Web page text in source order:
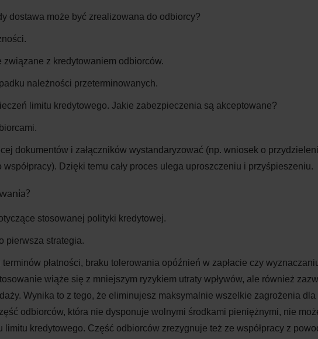
dostawa może być zrealizowana do odbiorcy?
z kredytowaniem odbiorców.
należności przeterminowanych.
limitu kredytowego. Jakie zabezpieczenia są akceptowane?
dokumentów i załączników wystandaryzować (np. wniosek o
Dzięki temu cały proces ulega uproszczeniu i przyśpieszeniu.
stosowanej polityki kredytowej.
pierwsza strategia.
płatności, braku tolerowania opóźnień w zapłacie czy
wiąże się z mniejszym ryzykiem utraty wpływów, ale również
Wynika to z tego, że eliminujesz maksymalnie wszelkie zagrożenia dla
odbiorców, która nie dysponuje wolnymi środkami pieniężnymi, nie
limitu kredytowego. Część odbiorców zrezygnuje też ze współpracy z